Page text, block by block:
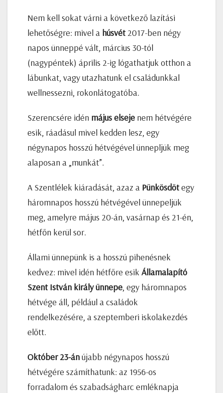
Nem kell sokat várni a következő lazítási
lehetőségre: mivel a húsvét2017-ben négy
napos ünneppé vált, március 30-tól
(nagypéntek) április 2-ig lógathatjuk otthon a
lábunkat, vagy utazhatunk el családunkkal
wellnessezni, rokonlátogatóba.
Szerencsére idén május elseje nem hétvégére
esik, ráadásul mivel kedden lesz, egy
négynapos hosszú hétvégével ünnepljük meg
alaposan a „munkát”.
A Szentlélek kiáradását, azaz a Pünkösdötegy
háromnapos hosszú hétvégével ünnepeljük
meg, amelyre május 20-án, vasárnap és 21-én,
hétfőn kerül sor.
Állami ünnepünk is a hosszú pihenésnek
kedvez: mivel idén hétfőre esik Államalapító
Szent István király ünnepe , egy háromnapos
hétvége áll, például a családok
rendelkezésére, a szeptemberi iskolakezdés
előtt.
Október 23-ánújabb négynapos hosszú
hétvégére számíthatunk: az 1956-os
forradalom és szabadságharc emléknapja